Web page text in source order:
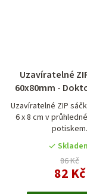
Uzavíratelné
60x80mm -
Uzavíratelné ZIP
6 x 8 cm v
potiskem.
86 Kč
82 Kč